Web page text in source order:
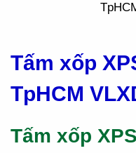
Tấm xốp
TpHCM
Tấm xốp